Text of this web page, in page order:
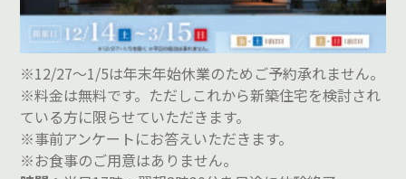
※12/27～1/5は年末年始休業のためご予約承れません。
※料金は無料です。ただしこれから新築住宅を検討され
ている方に限らせていただきます。
※事前アンケートにお答えいただきます。
※お食事のご用意はありません。